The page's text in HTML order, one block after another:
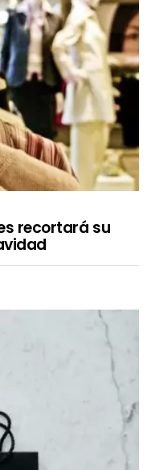
recortará su